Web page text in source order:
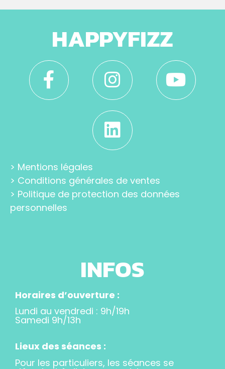
HAPPYFIZZ
> Mentions légales
> Conditions générales de ventes
> Politique de protection des données
personnelles
INFOS
Horaires d’ouverture :
Lundi au vendredi : 9h/19h
Samedi 9h/13h
Lieux des séances :
Pour les particuliers, les séances se